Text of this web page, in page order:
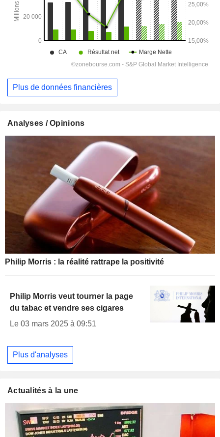
Plus de données financières
Analyses / Opinions
Philip Morris : la réalité rattrape la positivité
Philip Morris veut tourner la page
du tabac et vendre ses cigares
Le 03 mars 2025 à 09:51
Plus d'analyses
Actualités à la une